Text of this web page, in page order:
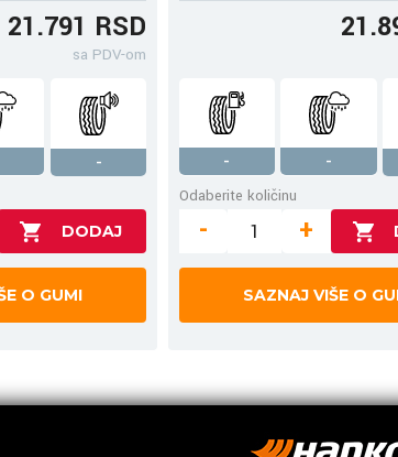
21.791 RSD
sa PDV-om
-
O GUMI
-
-
Odaberite količinu
- +
SAZNAJ VIŠE O